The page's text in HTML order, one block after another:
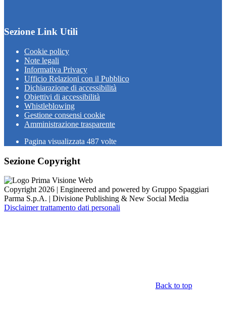
Sezione Link Utili
Cookie policy
Note legali
Informativa Privacy
Ufficio Relazioni con il Pubblico
Dichiarazione di accessibilità
Obiettivi di accessibilità
Whistleblowing
Gestione consensi cookie
Amministrazione trasparente
Pagina visualizzata 487 volte
Sezione Copyright
Copyright 2026 | Engineered and powered by Gruppo Spaggiari
Parma S.p.A. | Divisione Publishing & New Social Media
Disclaimer trattamento dati personali
Back to top